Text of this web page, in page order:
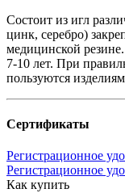
Cостоит из игл
цинк, серебро)
медицинской
7-10 лет. При
пользуются
Сертификаты
Регистрационное
Регистрационное
Как купить